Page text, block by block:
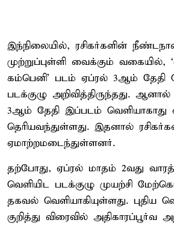
இந்நிலையில், ரசிகர்களின் நீண்டநாள்
முற்றுப்புள்ளி வைக்கும்
கம்பெனி’ படம் ஏப்ரல் 3ஆம் தேதி
படக்குழு அறிவித்திருந்தது.
3ஆம் தேதி இப்படம் வெளியாகாது
தெரியவந்துள்ளது. இதனால்
ஏமாற்றமடைந்துள்ளனர்.
தற்போது, ஏப்ரல் மாதம் 2வது
வெளியிட படக்குழு முயற்சி
தகவல் வெளியாகியுள்ளது. புதிய
குறித்து விரைவில் அதிகாரப்பூர்வ